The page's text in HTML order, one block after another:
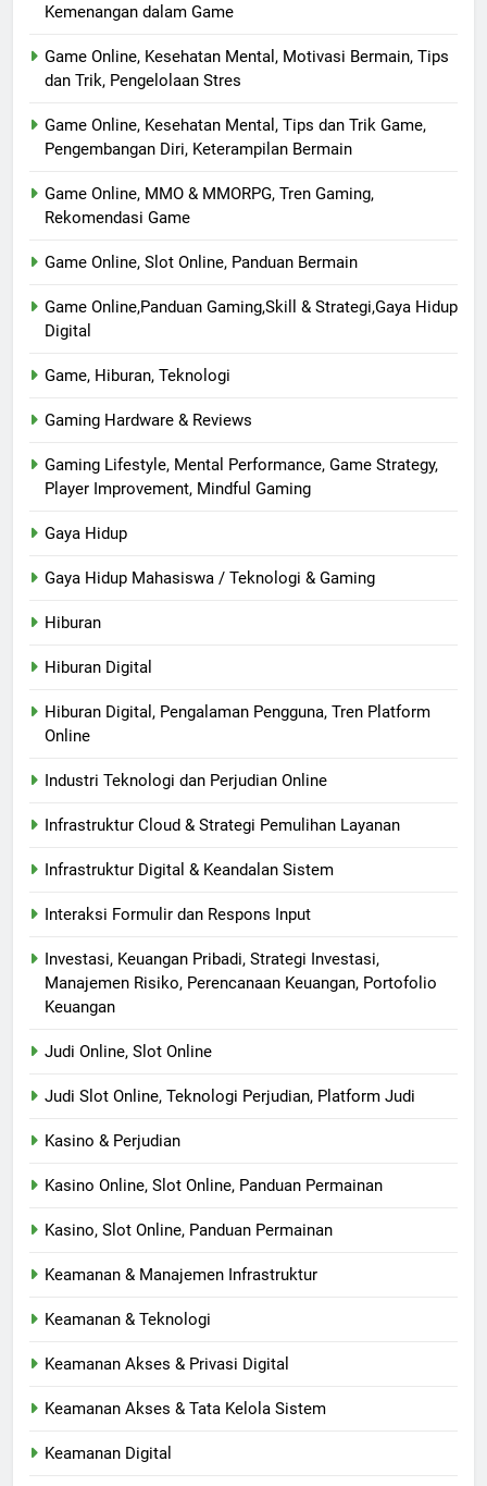
Kemenangan dalam Game
Game Online, Kesehatan Mental, Motivasi Bermain, Tips
dan Trik, Pengelolaan Stres
Game Online, Kesehatan Mental, Tips dan Trik Game,
Pengembangan Diri, Keterampilan Bermain
Game Online, MMO & MMORPG, Tren Gaming,
Rekomendasi Game
Game Online, Slot Online, Panduan Bermain
Game Online,Panduan Gaming,Skill & Strategi,Gaya Hidup
Digital
Game, Hiburan, Teknologi
Gaming Hardware & Reviews
Gaming Lifestyle, Mental Performance, Game Strategy,
Player Improvement, Mindful Gaming
Gaya Hidup
Gaya Hidup Mahasiswa / Teknologi & Gaming
Hiburan
Hiburan Digital
Hiburan Digital, Pengalaman Pengguna, Tren Platform
Online
Industri Teknologi dan Perjudian Online
Infrastruktur Cloud & Strategi Pemulihan Layanan
Infrastruktur Digital & Keandalan Sistem
Interaksi Formulir dan Respons Input
Investasi, Keuangan Pribadi, Strategi Investasi,
Manajemen Risiko, Perencanaan Keuangan, Portofolio
Keuangan
Judi Online, Slot Online
Judi Slot Online, Teknologi Perjudian, Platform Judi
Kasino & Perjudian
Kasino Online, Slot Online, Panduan Permainan
Kasino, Slot Online, Panduan Permainan
Keamanan & Manajemen Infrastruktur
Keamanan & Teknologi
Keamanan Akses & Privasi Digital
Keamanan Akses & Tata Kelola Sistem
Keamanan Digital